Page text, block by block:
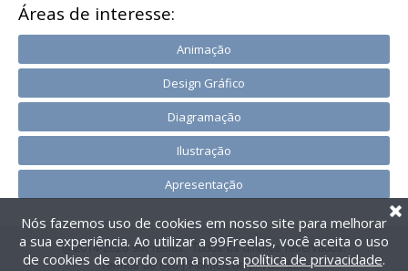
Áreas de interesse:
Animação
Design Gráfico
Diagramação
Ilustração
Apresentação
@2014-2026 99Freelas. Todos os direitos reservados.
Termos de uso| Política de privacidade
Nós fazemos uso de cookies em nosso site para melhorar
a sua experiência. Ao utilizar a 99Freelas, você aceita o uso
de cookies de acordo com a nossa política de privacidade.